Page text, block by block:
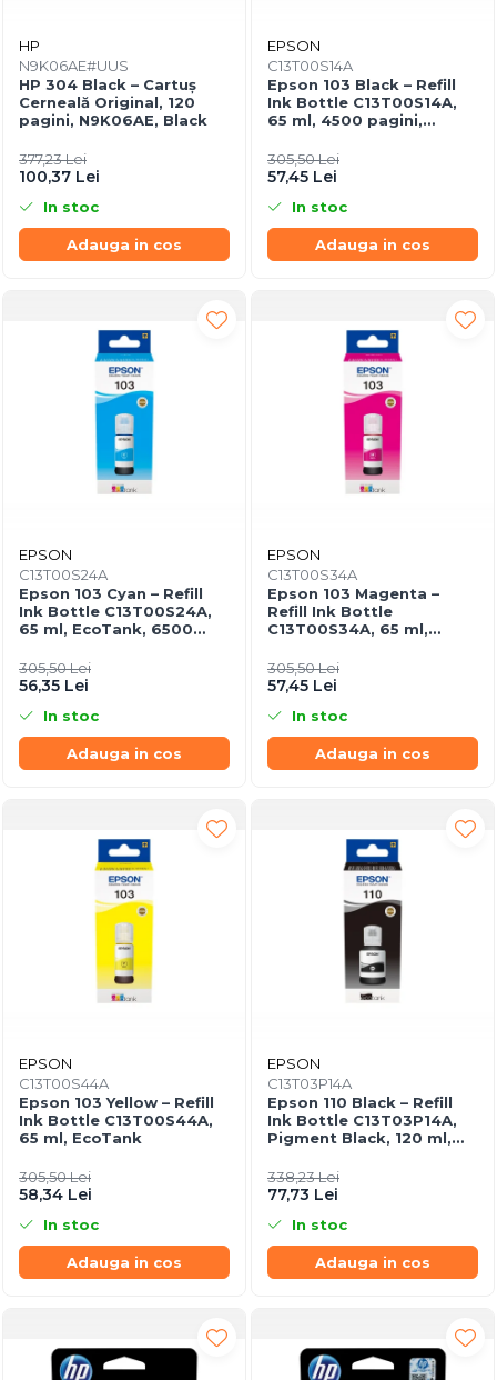
HP
N9K06AE#UUS
HP 304 Black – Cartuș
Cerneală Original, 120
pagini, N9K06AE, Black
377,23 Lei
100,37 Lei
In stoc
Adauga in cos
EPSON
C13T00S14A
Epson 103 Black – Refill
Ink Bottle C13T00S14A,
65 ml, 4500 pagini,
305,50 Lei
57,45 Lei
In stoc
Adauga in cos
EPSON
C13T00S24A
Epson 103 Cyan – Refill
Ink Bottle C13T00S24A,
65 ml, EcoTank, 6500
305,50 Lei
56,35 Lei
In stoc
Adauga in cos
EPSON
C13T00S34A
Epson 103 Magenta –
Refill Ink Bottle
C13T00S34A, 65 ml,
305,50 Lei
57,45 Lei
In stoc
Adauga in cos
EPSON
C13T00S44A
Epson 103 Yellow – Refill
Ink Bottle C13T00S44A,
65 ml, EcoTank
305,50 Lei
58,34 Lei
In stoc
Adauga in cos
EPSON
C13T03P14A
Epson 110 Black – Refill
Ink Bottle C13T03P14A,
Pigment Black, 120 ml,
338,23 Lei
77,73 Lei
In stoc
Adauga in cos